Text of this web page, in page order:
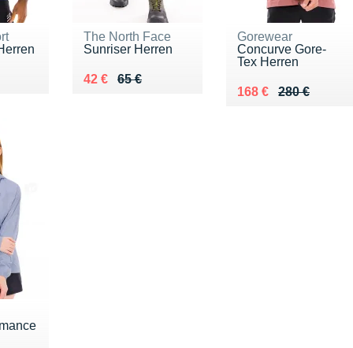
The North Face
Sunriser Herren
65 €
Au lieu de 65 €
42 €
Vendu 42 €
Gorewear
Concurve Gore-
Tex Herren
280 €
Au lieu de 280 €
168 €
Vendu 168 €